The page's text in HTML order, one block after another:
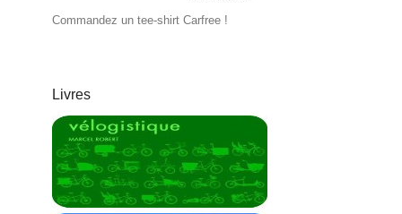
Commandez un tee-shirt Carfree !
Livres